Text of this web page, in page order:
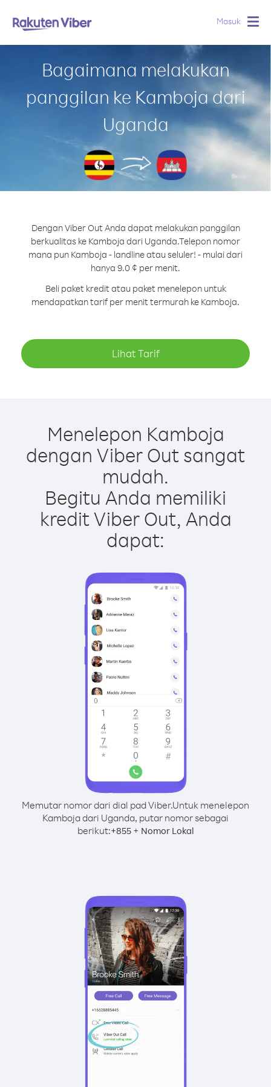
Masuk
Bagaimana melakukan
panggilan ke Kamboja dari
Uganda
Dengan Viber Out Anda dapat melakukan panggilan
berkualitas ke Kamboja dari Uganda.Telepon nomor
mana pun Kamboja - landline atau seluler! - mulai dari
hanya 9.0 ¢ per menit.
Beli paket kredit atau paket menelepon untuk
mendapatkan tarif per menit termurah ke Kamboja.
Lihat Tarif
Menelepon Kamboja
dengan Viber Out sangat
mudah.
Begitu Anda memiliki
kredit Viber Out, Anda
dapat:
Memutar nomor dari dial pad Viber.Untuk menelepon
Kamboja dari Uganda, putar nomor sebagai
berikut:+855+ Nomor Lokal